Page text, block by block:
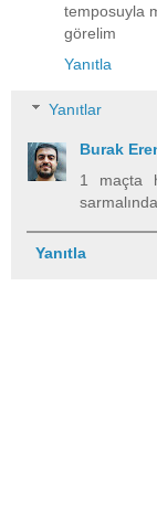
temposuyla
görelim
Yanıtla
Yanıtlar
Burak
1 maçta
Yanıtla